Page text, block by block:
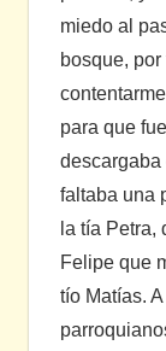
miedo al
bosque,
para que
descargaba
faltaba una
la tía Petra,
Felipe que
tío Matías.